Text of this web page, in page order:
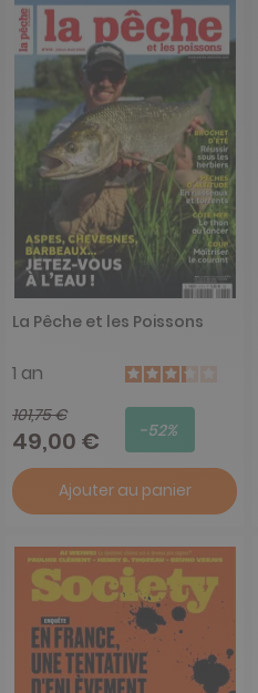
La Pêche et les Poissons
1 an
101,75 €
49,00 € -52%
Ajouter au panier